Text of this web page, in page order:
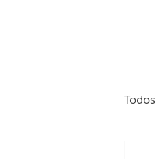
Todos